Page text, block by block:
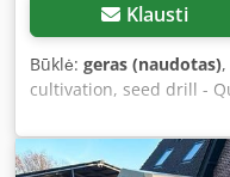
Klausti
Būklė: geras (naudotas)
cultivation, seed drill -
seed drill - Tyre size: -
mm - Total price: for 3
Asb A E Ufsatea